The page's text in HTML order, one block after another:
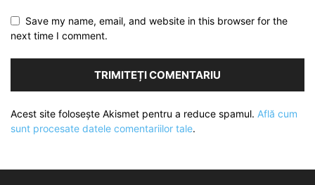
Save my name, email, and website in this browser for the
next time I comment.
Acest site folosește Akismet pentru a reduce spamul. Află cum
sunt procesate datele comentariilor tale.